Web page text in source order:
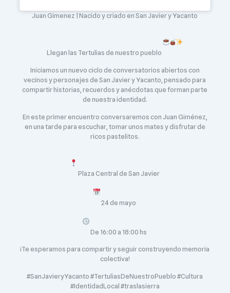
Juan Gimenez | Nacido y criado en San Javier y Yacanto
Llegan las Tertulias de nuestro pueblo
Iniciamos un nuevo ciclo de conversatorios abiertos con
vecinos y personajes de San Javier y Yacanto, pensado para
compartir historias, recuerdos y anécdotas que forman parte
de nuestra identidad.
En este primer encuentro conversaremos con Juan Giménez,
en una tarde para escuchar, tomar unos mates y disfrutar de
ricos pastelitos.
Plaza Central de San Javier
24 de mayo
De 16:00 a 18:00 hs
¡Te esperamos para compartir y seguir construyendo memoria
colectiva!
#SanJavieryYacanto #TertuliasDeNuestroPueblo #Cultura
#IdentidadLocal #traslasierra